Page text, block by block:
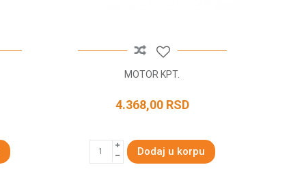
MOTOR KPT.
4.368,00 RSD
Dodaj u korpu